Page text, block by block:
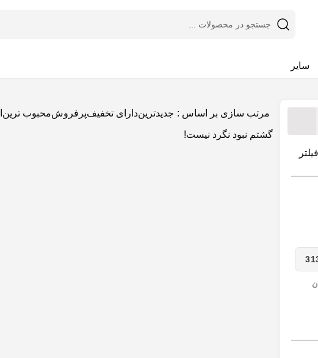
سایر
مرتب سازی بر اساس : جدیدتریندارای تخفیفپرفروشمحبوب ترین